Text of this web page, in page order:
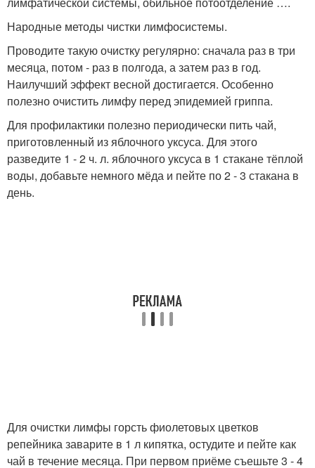
Народные методы чистки лимфосистемы.
Проводите такую очистку регулярно: сначала раз в три
месяца, потом - раз в полгода, а затем раз в год.
Наилучший эффект весной достигается. Особенно
полезно очистить лимфу перед эпидемией гриппа.
Для профилактики полезно периодически пить чай,
приготовленный из яблочного уксуса. Для этого
разведите 1 - 2 ч. л. яблочного уксуса в 1 стакане тёплой
воды, добавьте немного мёда и пейте по 2 - 3 стакана в
день.
Для очистки лимфы горсть фиолетовых цветков
репейника заварите в 1 л кипятка, остудите и пейте как
чай в течение месяца. При первом приёме съешьте 3 - 4